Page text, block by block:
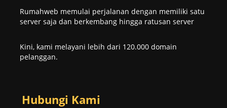
Rumahweb memulai perjalanan dengan memiliki satu
server saja dan berkembang hingga ratusan server
Kini, kami melayani lebih dari 120.000 domain
pelanggan.
Hubungi Kami